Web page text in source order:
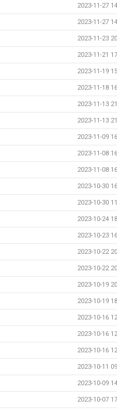
2023-11-27
2023-11-27
2023-11-23
2023-11-21
2023-11-19
2023-11-18
2023-11-13
2023-11-13
2023-11-09
2023-11-08
2023-11-08
2023-10-30
2023-10-30
2023-10-24
2023-10-23
2023-10-22
2023-10-22
2023-10-19
2023-10-19
2023-10-16
2023-10-16
2023-10-16
2023-10-11
2023-10-09
2023-10-07